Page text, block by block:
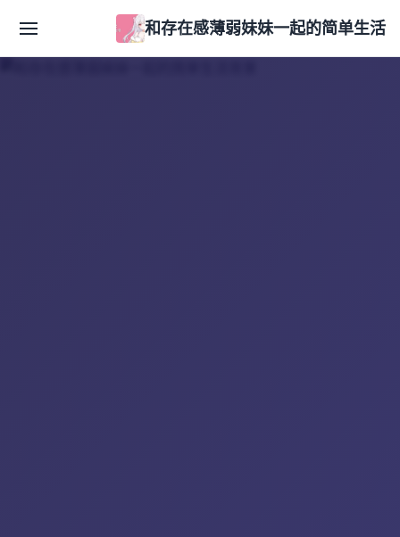
和存在感薄弱妹妹一起的简单生活